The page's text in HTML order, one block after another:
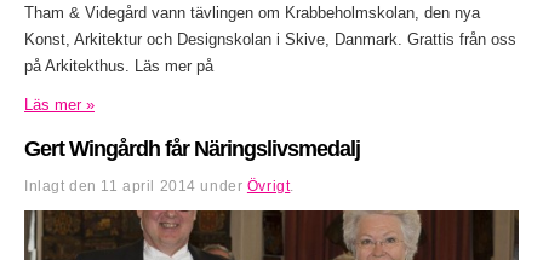
Tham & Videgård vann tävlingen om Krabbeholmskolan, den nya
Konst, Arkitektur och Designskolan i Skive, Danmark. Grattis från oss
på Arkitekthus. Läs mer på
Läs mer »
Gert Wingårdh får Näringslivsmedalj
Inlagt den 11 april 2014 under Övrigt.